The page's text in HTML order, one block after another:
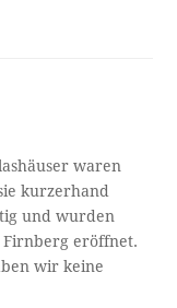
waren
kurzerhand
und wurden
Firnberg eröffnet.
wir keine